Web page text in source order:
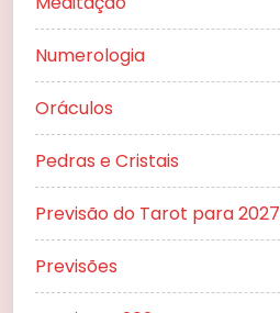
Numerologia
Oráculos
Pedras e Cristais
Previsão do Tarot para 2027
Previsões